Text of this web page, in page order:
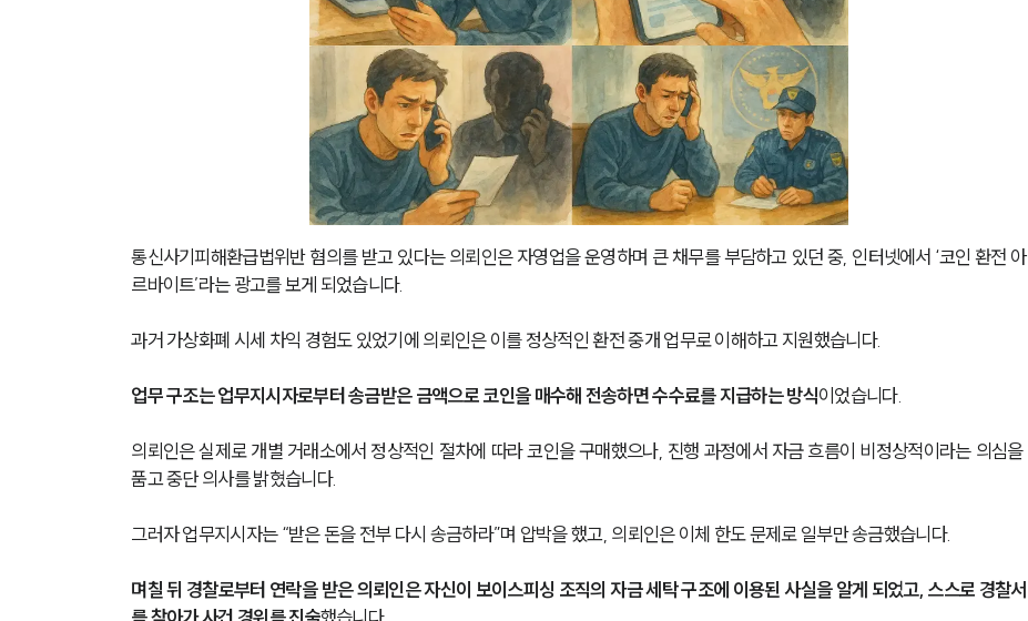
통신사기피해환급법위반 혐의를 받고 있다는 의뢰인은 자영업을 운영하며 큰 채무를 부담하고 있던 중, 인터넷에서 ‘코인 환전 아
르바이트’라는 광고를 보게 되었습니다.
과거 가상화폐 시세 차익 경험도 있었기에 의뢰인은 이를 정상적인 환전 중개 업무로 이해하고 지원했습니다.
업무 구조는 업무지시자로부터 송금받은 금액으로 코인을 매수해 전송하면 수수료를 지급하는 방식이었습니다.
의뢰인은 실제로 개별 거래소에서 정상적인 절차에 따라 코인을 구매했으나, 진행 과정에서 자금 흐름이 비정상적이라는 의심을
품고 중단 의사를 밝혔습니다.
그러자 업무지시자는 “받은 돈을 전부 다시 송금하라”며 압박을 했고, 의뢰인은 이체 한도 문제로 일부만 송금했습니다.
며칠 뒤 경찰로부터 연락을 받은 의뢰인은 자신이 보이스피싱 조직의 자금 세탁 구조에 이용된 사실을 알게 되었고, 스스로 경찰서